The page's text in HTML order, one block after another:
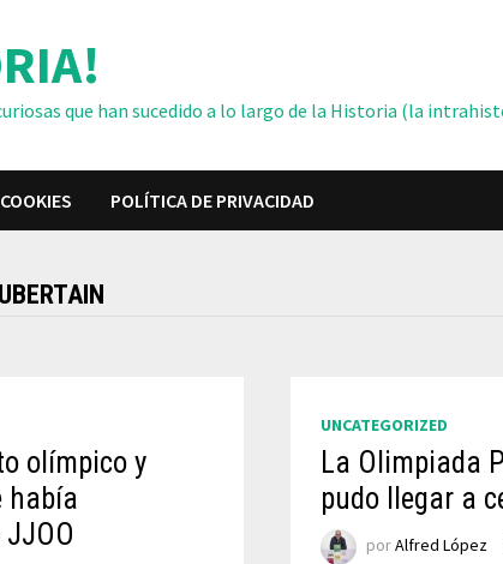
que han sucedido a lo largo de la Historia (la
POLÍTICA DE PRIVACIDAD
olímpico y
había
UNCATEGORIZED
La Olimpiada
pudo llegar a
porAlfred López